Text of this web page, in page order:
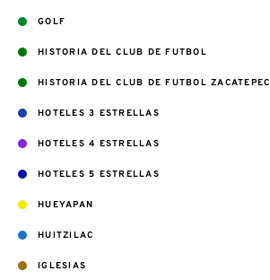
GOLF
HISTORIA DEL CLUB DE FUTBOL
HISTORIA DEL CLUB DE FUTBOL ZACATEPEC
HOTELES 3 ESTRELLAS
HOTELES 4 ESTRELLAS
HOTELES 5 ESTRELLAS
HUEYAPAN
HUITZILAC
IGLESIAS